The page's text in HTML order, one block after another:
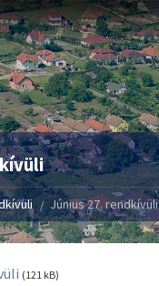
Június 27. rendkívüli
(121 kB)